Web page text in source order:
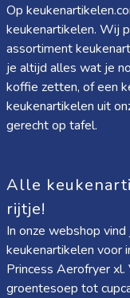
Op
keukenartikelen. Wij
assortiment
je altijd alles wat je
koffie zetten, of een
keukenartikelen uit
gerecht op tafel.
Alle
rijtje!
In onze webshop
keukenartikelen voor
Princess Aerofryer xl.
groentesoep tot